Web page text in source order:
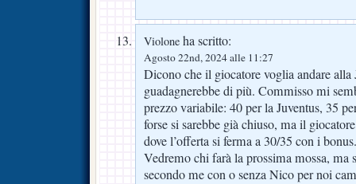
Violone ha scritto:
Agosto 22nd, 2024 alle 11:27
Dicono che il giocatore voglia andare alla
guadagnerebbe di più. Commisso mi
prezzo variabile: 40 per la Juventus, 35
forse si sarebbe già chiuso, ma il
dove l’offerta si ferma a 30/35 con i
Vedremo chi farà la prossima mossa, ma
secondo me con o senza Nico per noi